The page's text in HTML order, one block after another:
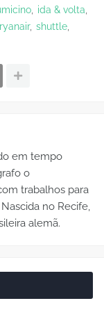
ida & volta
ryanair shuttle
em tempo
o
trabalhos para
no Recife,
alemã.